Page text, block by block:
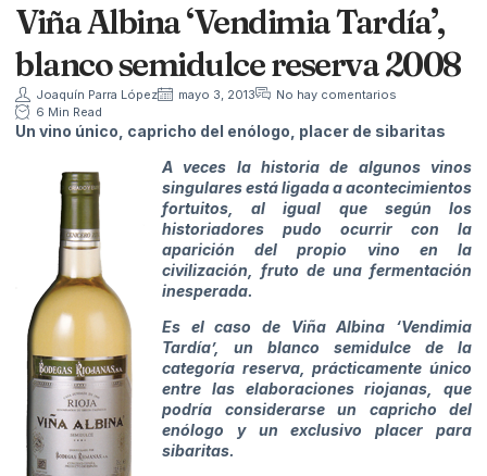
Viña Albina ‘Vendimia Tardía’,
blanco semidulce reserva 2008
Joaquín Parra López mayo 3, 2013
No hay comentarios
6 Min Read
Un vino único, capricho del enólogo, placer de sibaritas
A veces la historia de algunos vinos
singulares está ligada a acontecimientos
fortuitos, al igual que según los
historiadores pudo ocurrir con la
aparición del propio vino en la
civilización, fruto de una fermentación
inesperada.
Es el caso de Viña Albina ‘Vendimia
Tardía’, un blanco semidulce de la
categoría reserva, prácticamente único
entre las elaboraciones riojanas, que
podría considerarse un capricho del
enólogo y un exclusivo placer para
sibaritas.